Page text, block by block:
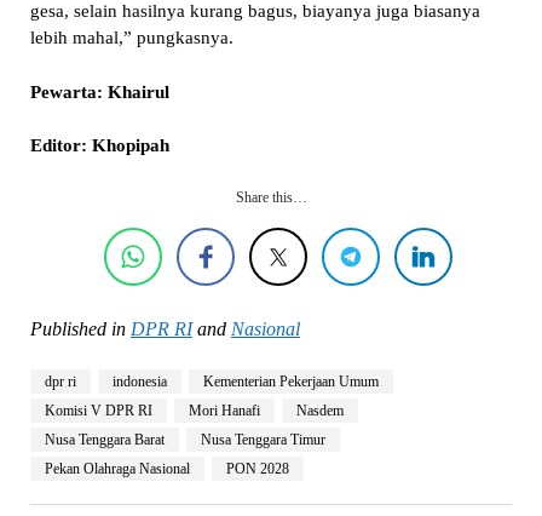
gesa, selain hasilnya kurang bagus, biayanya juga biasanya
lebih mahal,” pungkasnya.
Pewarta: Khairul
Editor: Khopipah
Share this…
Published in DPR RIand Nasional
dpr ri indonesia
Kementerian Pekerjaan Umum
Komisi V DPR RI
Mori Hanafi
Nasdem
Nusa Tenggara Barat
Nusa Tenggara Timur
Pekan Olahraga Nasional
PON 2028